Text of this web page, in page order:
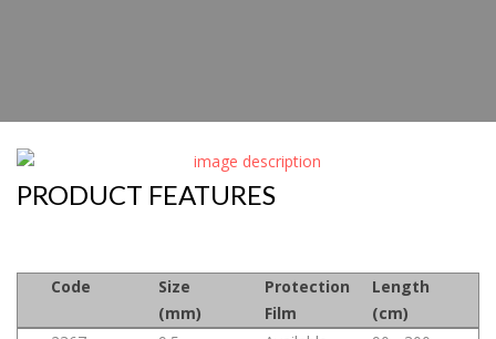
PRODUCT FEATURES
Code
Size
(mm)
Protection
Film
Length
(cm)